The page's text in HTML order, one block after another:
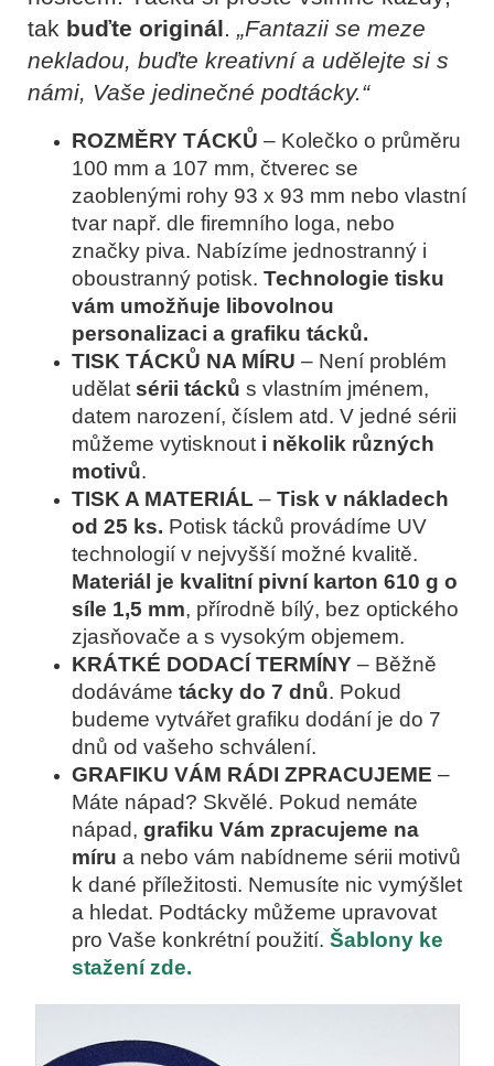
tak buďte originál. „Fantazii se meze
nekladou, buďte kreativní a udělejte si s
námi, Vaše jedinečné podtácky.“
ROZMĚRY TÁCKŮ – Kolečko o průměru
100 mm a 107 mm, čtverec se
zaoblenými rohy 93 x 93 mm nebo vlastní
tvar např. dle firemního loga, nebo
značky piva. Nabízíme jednostranný i
oboustranný potisk. Technologie tisku
vám umožňuje libovolnou
personalizaci a grafiku tácků.
TISK TÁCKŮ NA MÍRU – Není problém
udělat sérii tácků s vlastním jménem,
datem narození, číslem atd. V jedné sérii
můžeme vytisknout i několik různých
motivů.
TISK A MATERIÁL – Tisk v nákladech
od 25 ks. Potisk tácků provádíme UV
technologií v nejvyšší možné kvalitě.
Materiál je kvalitní pivní karton 610 g o
síle 1,5 mm, přírodně bílý, bez optického
zjasňovače a s vysokým objemem.
KRÁTKÉ DODACÍ TERMÍNY – Běžně
dodáváme tácky do 7 dnů. Pokud
budeme vytvářet grafiku dodání je do 7
dnů od vašeho schválení.
GRAFIKU VÁM RÁDI ZPRACUJEME –
Máte nápad? Skvělé. Pokud nemáte
nápad, grafiku Vám zpracujeme na
míru a nebo vám nabídneme sérii motivů
k dané příležitosti. Nemusíte nic vymýšlet
a hledat. Podtácky můžeme upravovat
pro Vaše konkrétní použití. Šablony ke
stažení zde.